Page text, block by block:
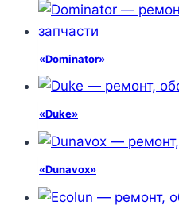
«Dominator»
«Duke»
«Dunavox»